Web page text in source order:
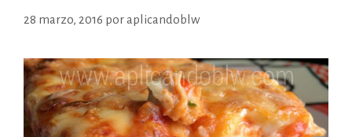
28 marzo, 2016 poraplicandoblw